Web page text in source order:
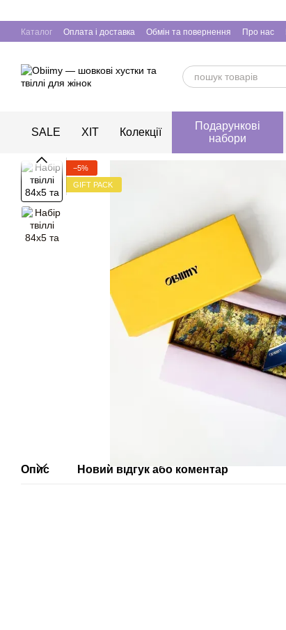
Каталог Оплата і доставка Обмін та повернення Про нас
SALE ХІТ Колекції
Подарункові
набори
−5%
GIFT PACK
Опис Новий відгук або коментар